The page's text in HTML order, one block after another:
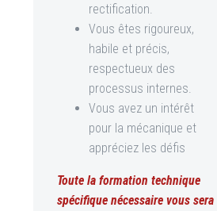
rectification.
Vous êtes rigoureux,
habile et précis,
respectueux des
processus internes.
Vous avez un intérêt
pour la mécanique et
appréciez les défis
Toute la formation technique
spécifique nécessaire vous sera